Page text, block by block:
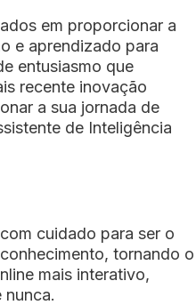
em proporcionar a
e aprendizado para
entusiasmo que
recente inovação
a sua jornada de
de Inteligência
cuidado para ser o
tornando o
mais interativo,
nunca.